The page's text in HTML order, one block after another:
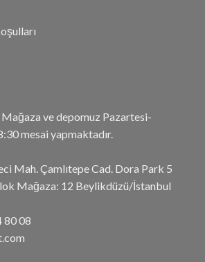
Mağaza ve depomuz Pazartesi-
mesai yapmaktadır.
Mah. Çamlıtepe Cad. Dora Park 5
Mağaza: 12 Beylikdüzü/İstanbul
80 08